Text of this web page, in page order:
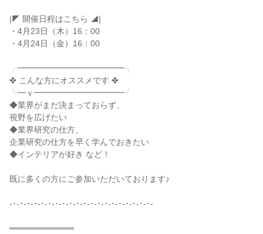
|◤ 開催日程はこちら ◢|
・4月23日（木）16：00
・4月24日（金）16：00
╭━━━━━━━━━━━━━╮
✤ こんな方にオススメです ✤
╰━ｖ━━━━━━━━━━━╯
◆業界がまだ決まっておらず、
視野を広げたい
◆業界研究の仕方、
企業研究の仕方を早く学んでおきたい
◆インテリアが好き など！
既に多くの方にご参加いただいております♪
-･-･-･-･-･-･-･-･-･-･-･-･-･-･-･-･-･-･-･-･-
═══════════